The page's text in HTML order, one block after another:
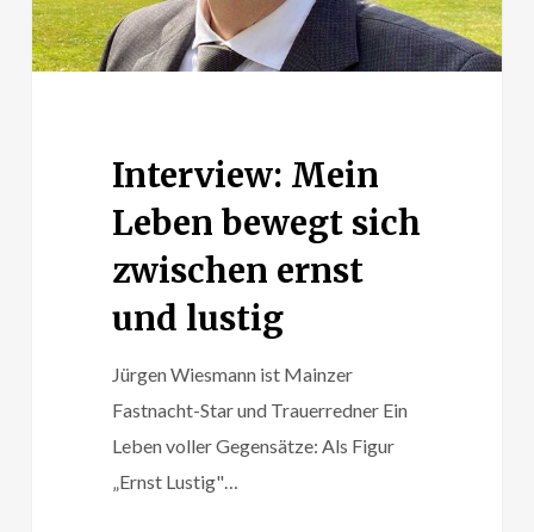
und
lustig
Interview: Mein
Leben bewegt sich
zwischen ernst
und lustig
Jürgen Wiesmann ist Mainzer
Fastnacht-Star und Trauerredner Ein
Leben voller Gegensätze: Als Figur
„Ernst Lustig"…